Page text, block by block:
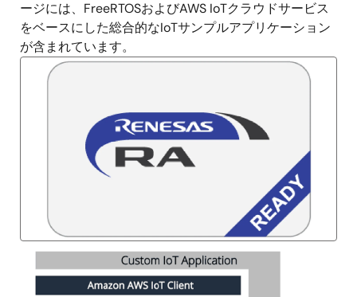
明
ージには、FreeRTOSおよびAWS IoTクラウドサービス
をベースにした総合的なIoTサンプルアプリケーション
が含まれています。